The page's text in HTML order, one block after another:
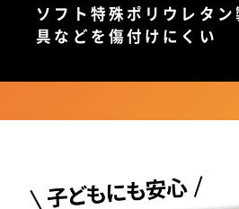
ソフト特殊ポリウレタ
具などを傷付けにくい